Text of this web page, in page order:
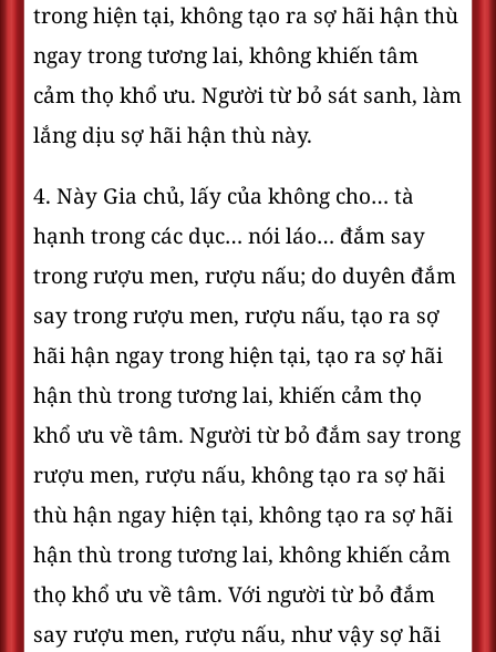
trong hiện tại, không tạo ra sợ hãi hận thù
ngay trong tương lai, không khiến tâm
cảm thọ khổ ưu. Người từ bỏ sát sanh, làm
lắng dịu sợ hãi hận thù này.
4. Này Gia chủ, lấy của không cho… tà
hạnh trong các dục… nói láo… đắm say
trong rượu men, rượu nấu; do duyên đắm
say trong rượu men, rượu nấu, tạo ra sợ
hãi hận ngay trong hiện tại, tạo ra sợ hãi
hận thù trong tương lai, khiến cảm thọ
khổ ưu về tâm. Người từ bỏ đắm say trong
rượu men, rượu nấu, không tạo ra sợ hãi
thù hận ngay hiện tại, không tạo ra sợ hãi
hận thù trong tương lai, không khiến cảm
thọ khổ ưu về tâm. Với người từ bỏ đắm
say rượu men, rượu nấu, như vậy sợ hãi